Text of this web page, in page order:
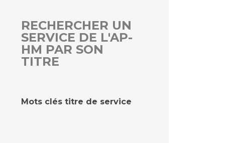
données
en santé à l’AP-HM
RECHERCHER UN
SERVICE DE L'AP-
HM PAR SON
TITRE
Mots clés titre de service